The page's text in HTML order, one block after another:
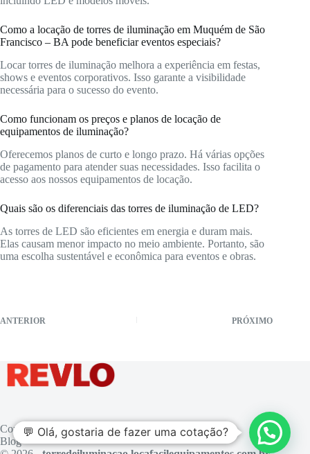
Como a locação de torres de iluminação em Muquém de São
Francisco – BA pode beneficiar eventos especiais?
Locar torres de iluminação melhora a experiência em festas,
shows e eventos corporativos. Isso garante a visibilidade
necessária para o sucesso do evento.
Como funcionam os preços e planos de locação de
equipamentos de iluminação?
Oferecemos planos de curto e longo prazo. Há várias opções
de pagamento para atender suas necessidades. Isso facilita o
acesso aos nossos equipamentos de locação.
Quais são os diferenciais das torres de iluminação de LED?
As torres de LED são eficientes em energia e duram mais.
Elas causam menor impacto no meio ambiente. Portanto, são
uma escolha sustentável e econômica para eventos e obras.
ANTERIOR PRÓXIMO
Contato
Blog
💬 Olá, gostaria de fazer uma cotação?